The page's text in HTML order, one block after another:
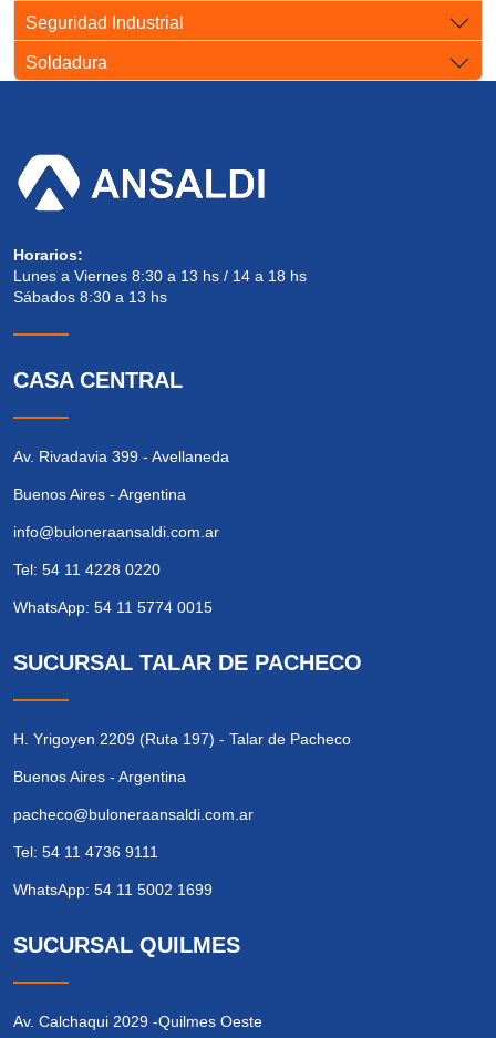
Seguridad Industrial
Soldadura
Horarios:
Lunes a Viernes 8:30 a 13 hs / 14 a 18 hs
Sábados 8:30 a 13 hs
CASA CENTRAL
Av. Rivadavia 399 - Avellaneda
Buenos Aires - Argentina
info@buloneraansaldi.com.ar
Tel: 54 11 4228 0220
WhatsApp: 54 11 5774 0015
SUCURSAL TALAR DE PACHECO
H. Yrigoyen 2209 (Ruta 197) - Talar de Pacheco
Buenos Aires - Argentina
pacheco@buloneraansaldi.com.ar
Tel: 54 11 4736 9111
WhatsApp: 54 11 5002 1699
SUCURSAL QUILMES
Av. Calchaqui 2029 -Quilmes Oeste